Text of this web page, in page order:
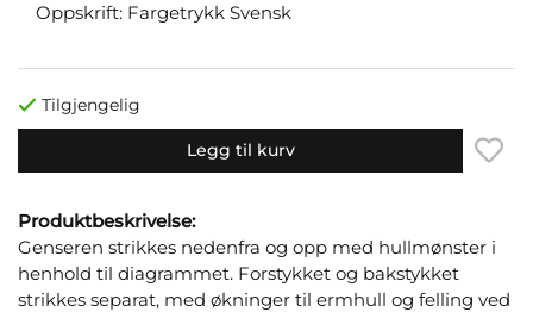
Oppskrift: Fargetrykk Svensk
Tilgjengelig
Legg til kurv
Produktbeskrivelse:
Genseren strikkes nedenfra og opp med hullmønster i
henhold til diagrammet. Forstykket og bakstykket
strikkes separat, med økninger til ermhull og felling ved